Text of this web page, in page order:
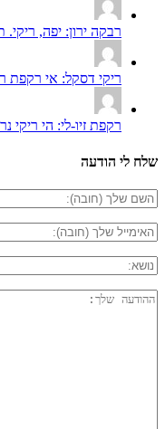
רבקה ירון: יפה,
ריקי דסקל: אי רקפת
רקפת זיו-לי: הי ריקי
שלח לי הודעה